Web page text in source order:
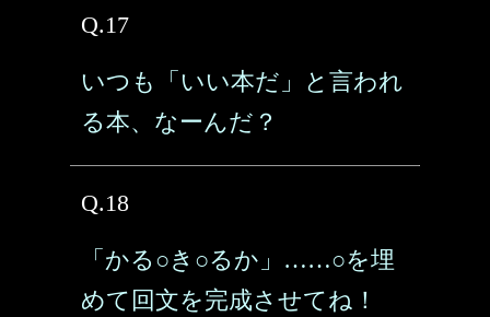
Q.17
いつも「いい本だ」と言われ
る本、なーんだ？
Q.18
「かる○き○るか」……○を埋
めて回文を完成させてね！